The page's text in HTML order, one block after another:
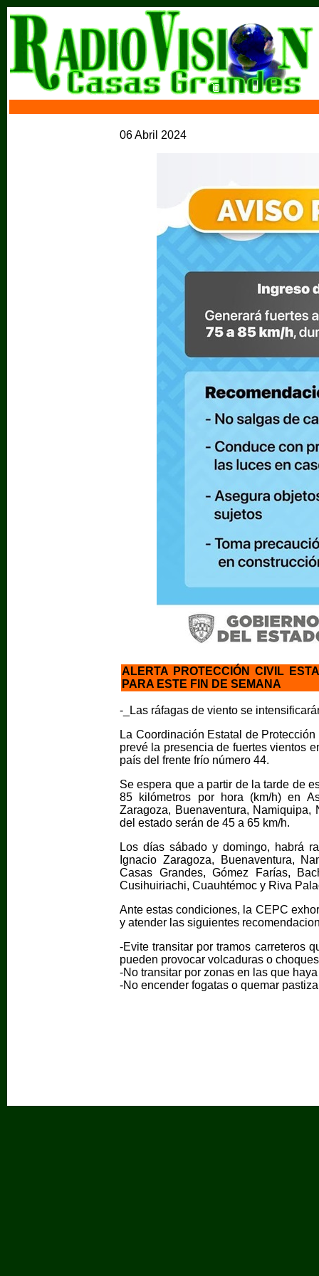
06 Abril 2024
ALERTA PROTECCIÓN CIVIL
PARA ESTE FIN DE SEMANA
-_Las ráfagas de viento se
La Coordinación Estatal de
prevé la presencia de fuertes vientos
país del frente frío número 44.
Se espera que a partir de la tarde de
85 kilómetros por hora (km/h) en
Zaragoza, Buenaventura,
del estado serán de 45 a 65 km/h.
Los días sábado y domingo, habrá
Ignacio Zaragoza, Buenaventura,
Casas Grandes, Gómez Farías,
Cusihuiriachi, Cuauhtémoc y Riva
Ante estas condiciones, la CEPC
y atender las siguientes
-Evite transitar por tramos carreteros
pueden provocar volcaduras o
-No transitar por zonas en las que
-No encender fogatas o quemar